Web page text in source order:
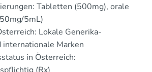
Tabletten (500mg), orale
5mL)
Lokale Generika-
Marken
in Österreich: